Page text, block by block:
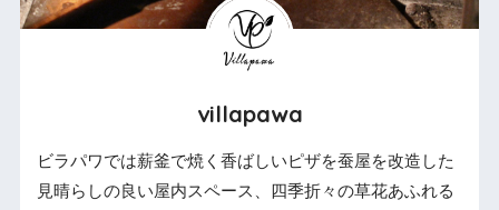
villapawa
ビラパワでは薪釜で焼く香ばしいピザを蚕屋を改造した
見晴らしの良い屋内スペース、四季折々の草花あふれる